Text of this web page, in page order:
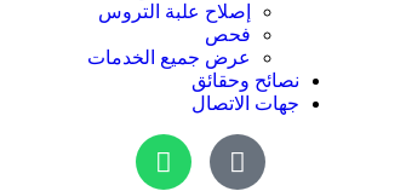
إصلاح علبة التروس
فحص
عرض جميع الخدمات
نصائح وحقائق
جهات الاتصال